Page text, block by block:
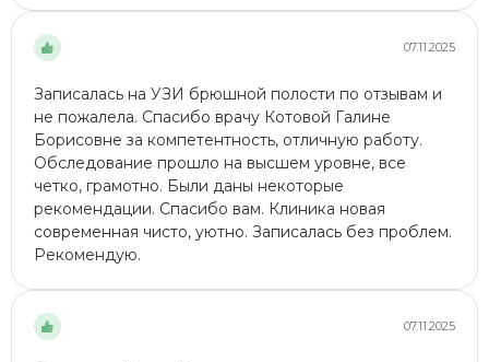
07.11.2025
Записалась на УЗИ брюшной полости​ по отзывам и
не пожалела. Спасибо врачу Котовой Галине
Борисовне за компетентность, отличную работу.
Обследование прошло на высшем уровне, все
четко, грамотно. Были даны некоторые
рекомендации. Спасибо вам. Клиника новая
современная чисто, уютно. Записалась без проблем.
Рекомендую.
07.11.2025